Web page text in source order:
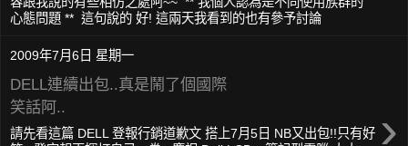
心態問題 ** 這句說的 好! 這兩天我看到的也有參予討論
2009年7月6日 星期一
DELL連續出包..真是鬧了個國際
笑話阿..
›
請先看這篇 DELL 登報行銷道歉文 搭上7月5日 NB又出包!!只有好